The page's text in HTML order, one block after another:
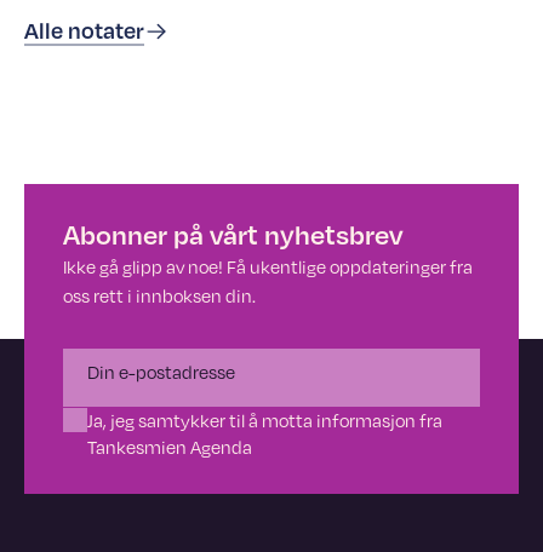
Alle notater
Abonner på vårt nyhetsbrev
Ikke gå glipp av noe! Få ukentlige oppdateringer fra
oss rett i innboksen din.
Ja, jeg samtykker til å motta informasjon fra
Tankesmien Agenda